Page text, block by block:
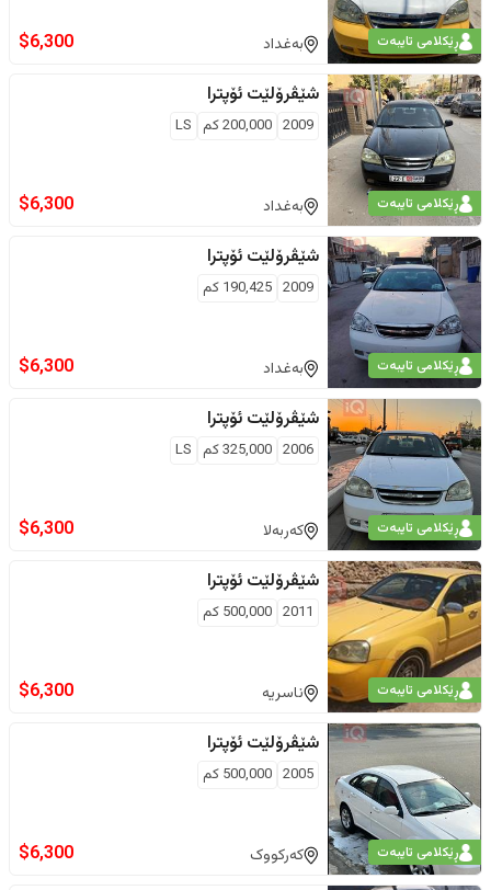
ڕێکلامی تایبەت بەغداد $6,300
ڕێکلامی تایبەت
شێڤرۆلێت ئۆپترا
2009
200,000كم LS
بەغداد $6,300
ڕێکلامی تایبەت
شێڤرۆلێت ئۆپترا
2009
190,425 كم
بەغداد $6,300
ڕێکلامی تایبەت
شێڤرۆلێت ئۆپترا
2006
325,000كم LS
کەربەلا $6,300
ڕێکلامی تایبەت
شێڤرۆلێت ئۆپترا
2011
500,000 كم
ناسریە $6,300
ڕێکلامی تایبەت
شێڤرۆلێت ئۆپترا
2005
500,000 كم
کەرکووک $6,300